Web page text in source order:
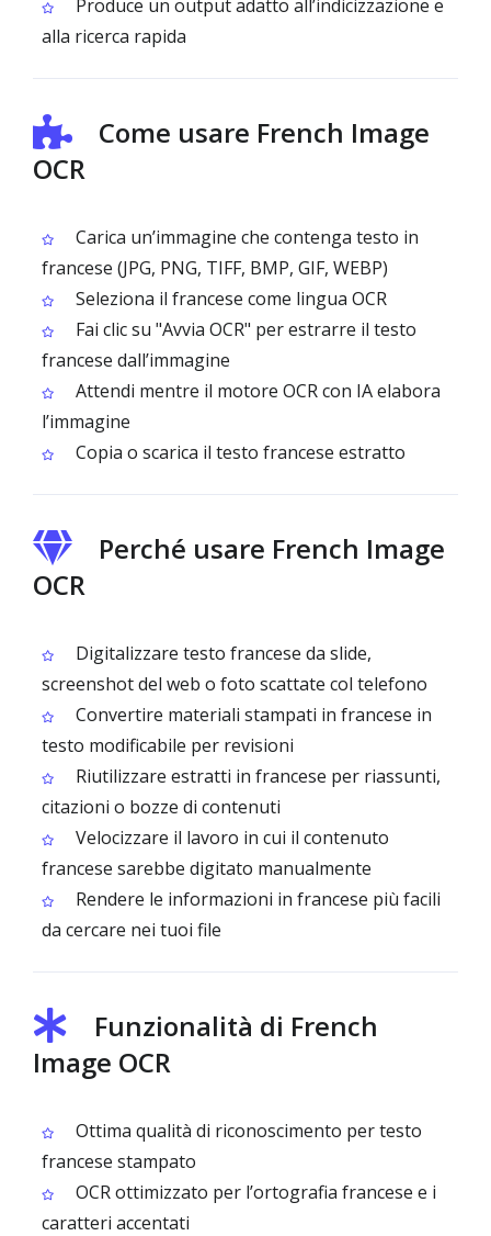
Produce un output adatto all’indicizzazione e
alla ricerca rapida
Come usare French Image
OCR
Carica un’immagine che contenga testo in
francese (JPG, PNG, TIFF, BMP, GIF, WEBP)
Seleziona il francese come lingua OCR
Fai clic su "Avvia OCR" per estrarre il testo
francese dall’immagine
Attendi mentre il motore OCR con IA elabora
l’immagine
Copia o scarica il testo francese estratto
Perché usare French Image
OCR
Digitalizzare testo francese da slide,
screenshot del web o foto scattate col telefono
Convertire materiali stampati in francese in
testo modificabile per revisioni
Riutilizzare estratti in francese per riassunti,
citazioni o bozze di contenuti
Velocizzare il lavoro in cui il contenuto
francese sarebbe digitato manualmente
Rendere le informazioni in francese più facili
da cercare nei tuoi file
Funzionalità di French
Image OCR
Ottima qualità di riconoscimento per testo
francese stampato
OCR ottimizzato per l’ortografia francese e i
caratteri accentati